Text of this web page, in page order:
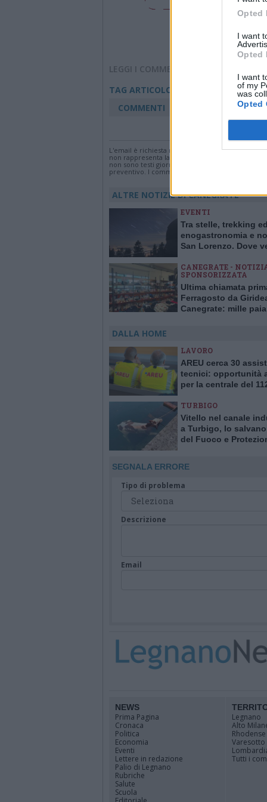
Opted
I want
Opted
I want
of my
was
Opted
LEGGI I COMMENTI
TAG ARTICOLO
protezione civile
COMMENTI
L'email è richiesta ma non verrà mostrata ai
non rappresenta la linea editoriale di
non sono testi giornalistici, ma post inviati dai
preventivo. I commenti che includano uno o
ALTRE NOTIZIE DI CANEGRATE
EVENTI
Tra stelle, trekking ed
enogastronomia e
San Lorenzo. Dove
CANEGRATE -
SPONSORIZZATA
Ultima chiamata
Ferragosto da
Canegrate: mille
DALLA HOME
LAVORO
AREU cerca 30
tecnici: opportunità
per la centrale del
TURBIGO
Vitello nel canale
a Turbigo, lo
del Fuoco e
SEGNALA ERRORE
Tipo di problema
Descrizione
Email
NEWS
Prima Pagina
Cronaca
Politica
Economia
Eventi
Lettere in redazione
Palio di Legnano
Rubriche
Salute
Scuola
Legnano
Alto
Rhodense
Varesotto
Tutti i